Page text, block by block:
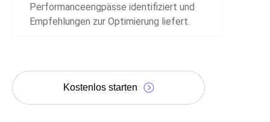
Performanceengpässe identifiziert und
Empfehlungen zur Optimierung liefert.
Kostenlos starten